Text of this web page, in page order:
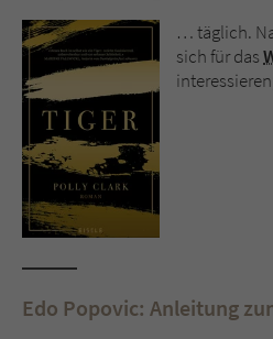
… täglich.
sich für das
Edo Popovic: Anleitung
Sicherheitscode
überprüfen.